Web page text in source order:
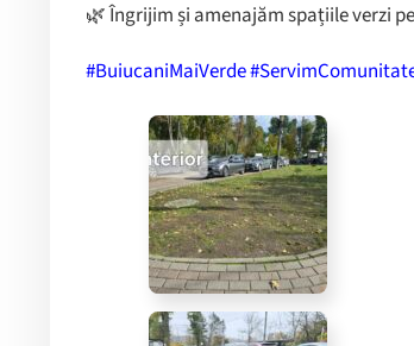
🌿 Îngrijim și amenajăm spațiile verzi
#BuiucaniMaiVerde